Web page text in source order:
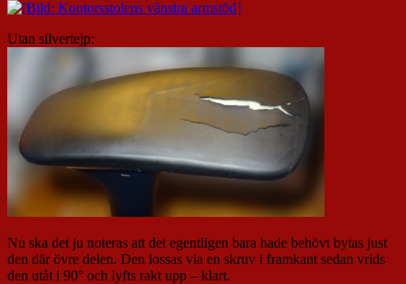
Utan silvertejp:
Nu ska det ju noteras att det egentligen bara hade behövt bytas just
den där övre delen. Den lossas via en skruv i framkant sedan vrids
den utåt i 90° och lyfts rakt upp – klart.